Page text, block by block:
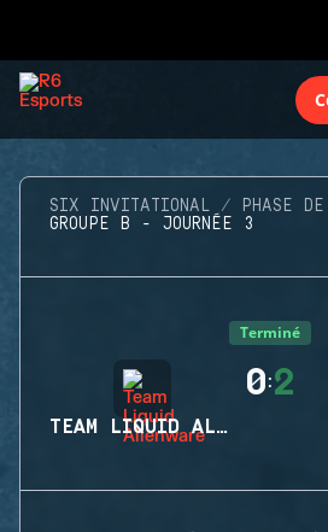
SIX INVITATIONAL
PHASE DE
GROUPE B - JOURNÉE 3
Terminé
TEAM LIQUID ALIENWARE
0:2